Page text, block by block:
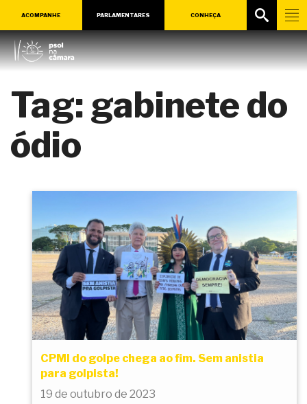
ACOMPANHE PARLAMENTARES CONHEÇA
Tag: gabinete do
ódio
CPMI do golpe chega ao fim. Sem anistia
para golpista!
19 de outubro de 2023